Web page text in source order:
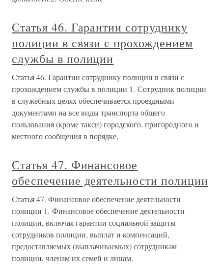
Статья 46. Гарантии сотруднику
полиции в связи с прохождением
службы в полиции
Статья 46. Гарантии сотруднику полиции в связи с
прохождением службы в полиции 1. Сотрудник полиции
в служебных целях обеспечивается проездными
документами на все виды транспорта общего
пользования (кроме такси) городского, пригородного и
местного сообщения в порядке,
Статья 47. Финансовое
обеспечение деятельности полиции
Статья 47. Финансовое обеспечение деятельности
полиции 1. Финансовое обеспечение деятельности
полиции, включая гарантии социальной защиты
сотрудников полиции, выплат и компенсаций,
предоставляемых (выплачиваемых) сотрудникам
полиции, членам их семей и лицам,